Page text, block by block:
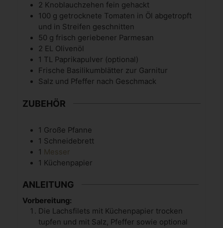
2 Knoblauchzehen fein gehackt
100 g getrocknete Tomaten in Öl abgetropft
und in Streifen geschnitten
50 g frisch geriebener Parmesan
2 EL Olivenöl
1 TL Paprikapulver (optional)
Frische Basilikumblätter zur Garnitur
Salz und Pfeffer nach Geschmack
ZUBEHÖR
1 Große Pfanne
1 Schneidebrett
1 Messer
1 Küchenpapier
ANLEITUNG
Vorbereitung:
Die Lachsfilets mit Küchenpapier trocken
tupfen und mit Salz, Pfeffer sowie optional